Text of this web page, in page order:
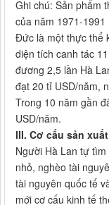
Ghi chú: Sản phẩm
của năm 1971-1991
Đức là một thực thể
diện tích canh tác
đương 2,5 lần Hà
đạt 20 tỉ USD/năm,
Trong 10 năm gần
USD/năm.
III. Cơ cấu sản xuất
Người Hà Lan tự
nhỏ, nghèo tài
tài nguyên quốc tế
mới cơ cấu kinh tế